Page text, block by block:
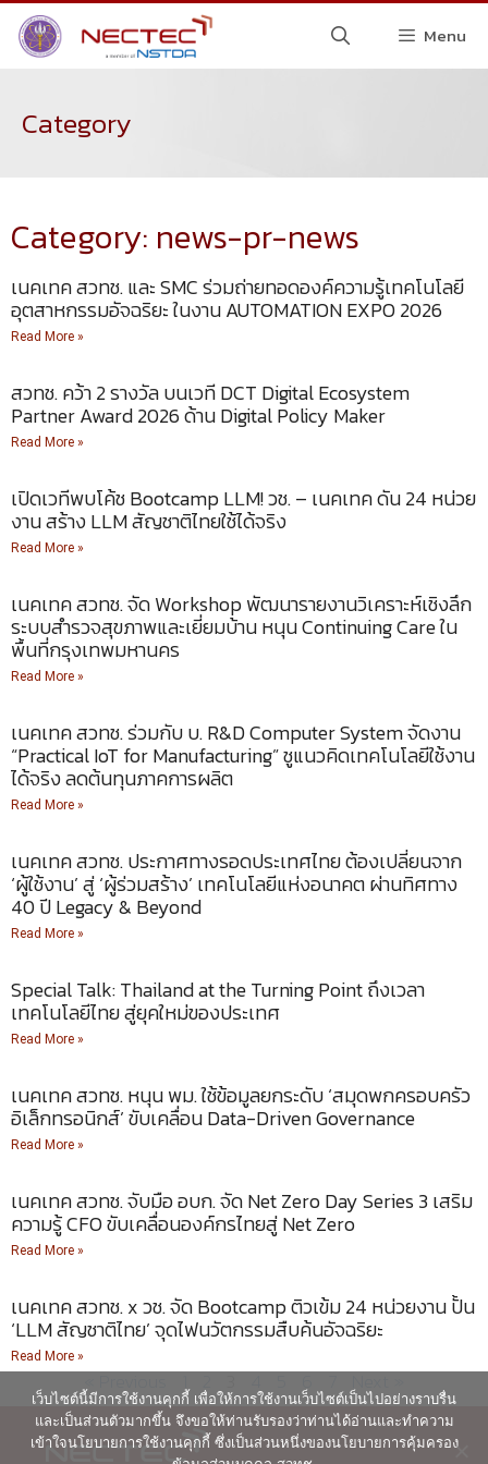
Menu
Category
Category: news-pr-news
เนคเทค สวทช. และ SMC ร่วมถ่ายทอดองค์ความรู้เทคโนโลยี
อุตสาหกรรมอัจฉริยะ ในงาน AUTOMATION EXPO 2026
Read More »
สวทช. คว้า 2 รางวัล บนเวที DCT Digital Ecosystem
Partner Award 2026 ด้าน Digital Policy Maker
Read More »
เปิดเวทีพบโค้ช Bootcamp LLM! วช. – เนคเทค ดัน 24 หน่วย
งาน สร้าง LLM สัญชาติไทยใช้ได้จริง
Read More »
เนคเทค สวทช. จัด Workshop พัฒนารายงานวิเคราะห์เชิงลึก
ระบบสำรวจสุขภาพและเยี่ยมบ้าน หนุน Continuing Care ใน
พื้นที่กรุงเทพมหานคร
Read More »
เนคเทค สวทช. ร่วมกับ บ. R&D Computer System จัดงาน
“Practical IoT for Manufacturing” ชูแนวคิดเทคโนโลยีใช้งาน
ได้จริง ลดต้นทุนภาคการผลิต
Read More »
เนคเทค สวทช. ประกาศทางรอดประเทศไทย ต้องเปลี่ยนจาก
‘ผู้ใช้งาน’ สู่ ‘ผู้ร่วมสร้าง’ เทคโนโลยีแห่งอนาคต ผ่านทิศทาง
40 ปี Legacy & Beyond
Read More »
Special Talk: Thailand at the Turning Point ถึงเวลา
เทคโนโลยีไทย สู่ยุคใหม่ของประเทศ
Read More »
เนคเทค สวทช. หนุน พม. ใช้ข้อมูลยกระดับ ‘สมุดพกครอบครัว
อิเล็กทรอนิกส์’ ขับเคลื่อน Data-Driven Governance
Read More »
เนคเทค สวทช. จับมือ อบก. จัด Net Zero Day Series 3 เสริม
ความรู้ CFO ขับเคลื่อนองค์กรไทยสู่ Net Zero
Read More »
เนคเทค สวทช. x วช. จัด Bootcamp ติวเข้ม 24 หน่วยงาน ปั้น
‘LLM สัญชาติไทย’ จุดไฟนวัตกรรมสืบค้นอัจฉริยะ
Read More »
« Previous 1 2 3 4 5 6 7 Next »
เว็บไซต์นี้มีการใช้งานคุกกี้ เพื่อให้การใช้งานเว็บไซต์เป็นไปอย่างราบรื่น
และเป็นส่วนตัวมากขึ้น จึงขอให้ท่านรับรองว่าท่านได้อ่านและทำความ
เข้าใจนโยบายการใช้งานคุกกี้ ซึ่งเป็นส่วนหนึ่งของนโยบายการคุ้มครอง